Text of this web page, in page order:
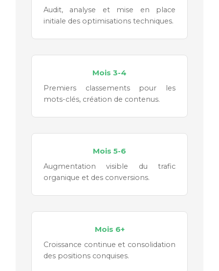
Audit, analyse et mise en place
initiale des optimisations techniques.
Mois 3-4
Premiers classements pour les
mots-clés, création de contenus.
Mois 5-6
Augmentation visible du trafic
organique et des conversions.
Mois 6+
Croissance continue et consolidation
des positions conquises.